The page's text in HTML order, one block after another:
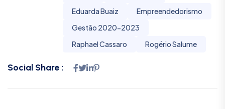
Eduarda Buaiz
Empreendedorismo
Gestão 2020-2023
Raphael Cassaro
Rogério Salume
Social Share :